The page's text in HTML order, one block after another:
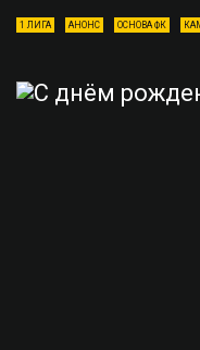
1 ЛИГА АНОНС ОСНОВА ФК